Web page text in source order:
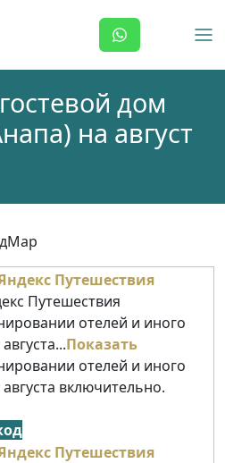
дом
на август
Путешествия
отелей и иного
Показать
отелей и иного
включительно.